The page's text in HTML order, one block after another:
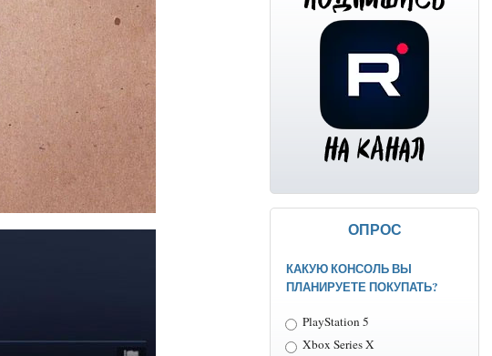
ОПРОС
КАКУЮ КОНСОЛЬ ВЫ
ПЛАНИРУЕТЕ ПОКУПАТЬ?
Варианты
PlayStation 5
Xbox Series X